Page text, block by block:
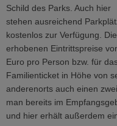
Schild des Parks. Auch hier
stehen ausreichend
kostenlos zur Verfügung.
erhobenen Eintrittspreise
Euro pro Person bzw. für
Familienticket in Höhe von
anderenorts auch einen
man bereits im
und hier erhält außerdem